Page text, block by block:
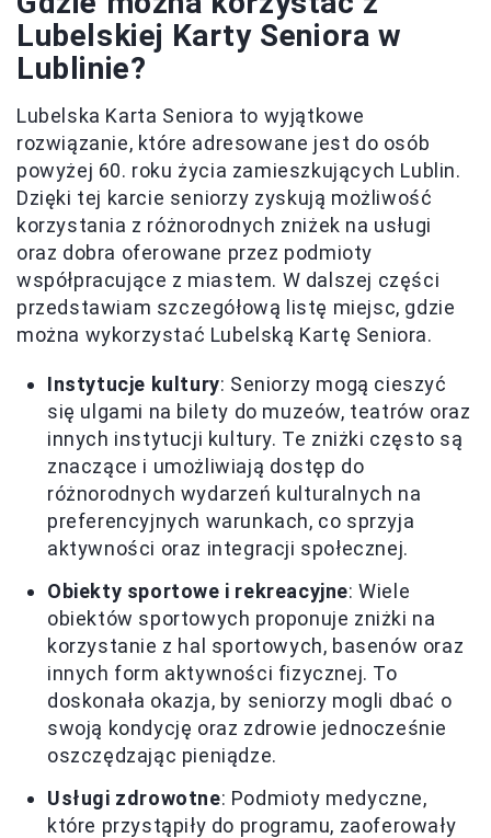
Lubelskiej Karty Seniora w
Lublinie?
Lubelska Karta Seniora to wyjątkowe
rozwiązanie, które adresowane jest do osób
powyżej 60. roku życia zamieszkujących Lublin.
Dzięki tej karcie seniorzy zyskują możliwość
korzystania z różnorodnych zniżek na usługi
oraz dobra oferowane przez podmioty
współpracujące z miastem. W dalszej części
przedstawiam szczegółową listę miejsc, gdzie
można wykorzystać Lubelską Kartę Seniora.
Instytucje kultury: Seniorzy mogą cieszyć
się ulgami na bilety do muzeów, teatrów oraz
innych instytucji kultury. Te zniżki często są
znaczące i umożliwiają dostęp do
różnorodnych wydarzeń kulturalnych na
preferencyjnych warunkach, co sprzyja
aktywności oraz integracji społecznej.
Obiekty sportowe i rekreacyjne: Wiele
obiektów sportowych proponuje zniżki na
korzystanie z hal sportowych, basenów oraz
innych form aktywności fizycznej. To
doskonała okazja, by seniorzy mogli dbać o
swoją kondycję oraz zdrowie jednocześnie
oszczędzając pieniądze.
Usługi zdrowotne: Podmioty medyczne,
które przystąpiły do programu, zaoferowały